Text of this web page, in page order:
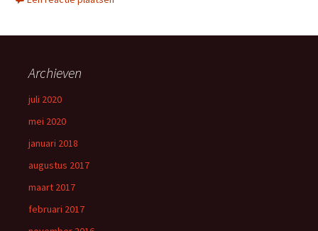
Archieven
juli 2020
mei 2020
januari 2018
augustus 2017
maart 2017
februari 2017